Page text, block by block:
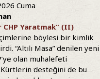
Cuma
CHP Yaratmak” (II)
böylesi bir kimlik
“Altılı Masa” denilen yeni
olan muhalefeti
desteğini de bu